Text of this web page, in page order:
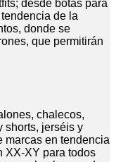
desde botas para
de la
donde se
que permitirán
chalecos,
shorts, jerséis y
marcas en tendencia
XX-XY para todos